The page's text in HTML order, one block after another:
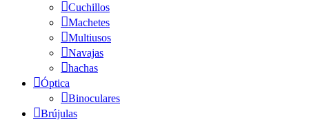
Cuchillos
Machetes
Multiusos
Navajas
hachas
Óptica
Binoculares
Brújulas